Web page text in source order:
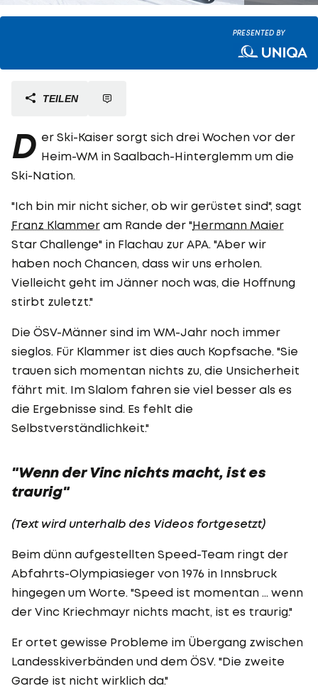
PRESENTED BY
TEILEN
D er Ski-Kaiser sorgt sich drei Wochen vor der
Heim-WM in Saalbach-Hinterglemm um die
Ski-Nation.
"Ich bin mir nicht sicher, ob wir gerüstet sind", sagt
Franz Klammer am Rande der "Hermann Maier
Star Challenge" in Flachau zur APA. "Aber wir
haben noch Chancen, dass wir uns erholen.
Vielleicht geht im Jänner noch was, die Hoffnung
stirbt zuletzt."
Die ÖSV-Männer sind im WM-Jahr noch immer
sieglos. Für Klammer ist dies auch Kopfsache. "Sie
trauen sich momentan nichts zu, die Unsicherheit
fährt mit. Im Slalom fahren sie viel besser als es
die Ergebnisse sind. Es fehlt die
Selbstverständlichkeit."
"Wenn der Vinc nichts macht, ist es
traurig"
(Text wird unterhalb des Videos fortgesetzt)
Beim dünn aufgestellten Speed-Team ringt der
Abfahrts-Olympiasieger von 1976 in Innsbruck
hingegen um Worte. "Speed ist momentan ... wenn
der Vinc Kriechmayr nichts macht, ist es traurig."
Er ortet gewisse Probleme im Übergang zwischen
Landesskiverbänden und dem ÖSV. "Die zweite
Garde ist nicht wirklich da."